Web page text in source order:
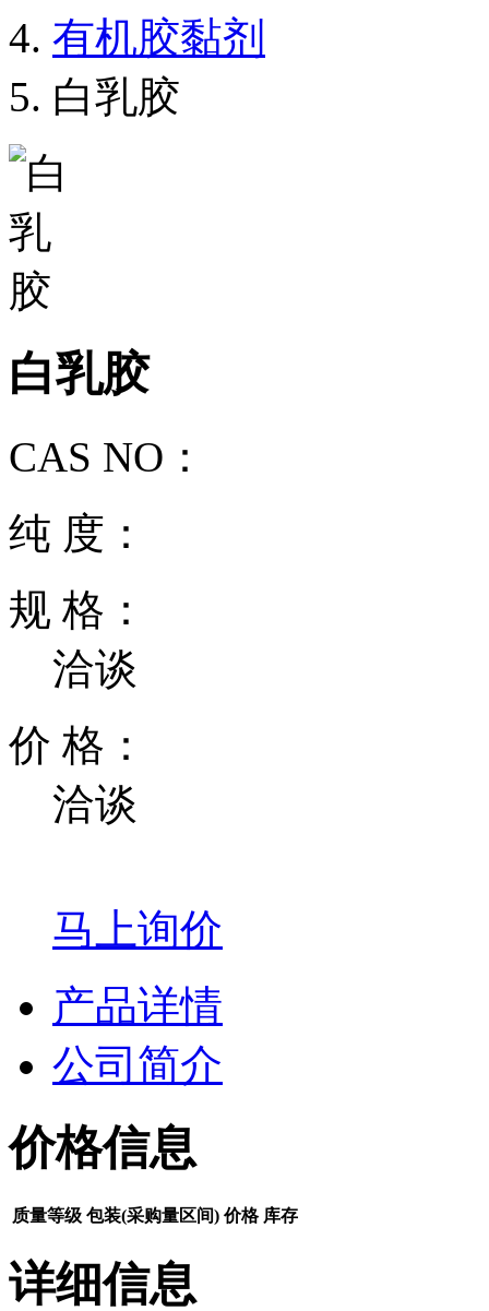
有机胶黏剂
白乳胶
白乳胶
CAS NO：
纯 度：
规 格：
洽谈
价 格：
洽谈
马上询价
产品详情
公司简介
价格信息
质量等级 包装(采购量区间) 价格 库存
详细信息